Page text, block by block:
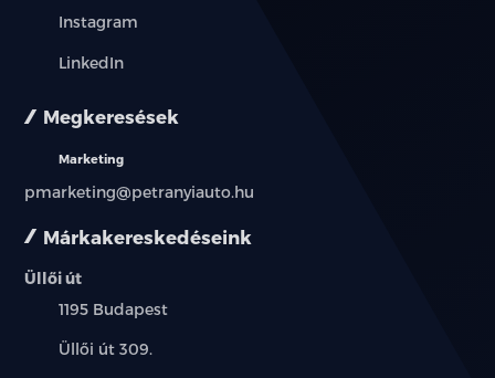
esőszenzor
ESP (menetstabilizátor)
fedélzeti komputer
Márkakereskedéseink
Üllői út
Település:
1195 Budapest
Cím:
Üllői út 309.
Instagram
LinkedIn
Megkeresések
Marketing
pmarketing@petranyiauto.hu